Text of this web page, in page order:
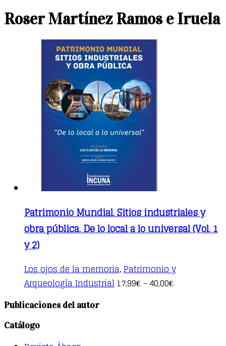
Roser Martínez Ramos e Iruela
Patrimonio Mundial. Sitios industriales y
obra pública. De lo local a lo universal (Vol. 1
y 2)
Los ojos de la memoria, Patrimonio y
Arqueología Industrial This
product
17,99€ – 40,00€
Publicaciones del autor
Catálogo